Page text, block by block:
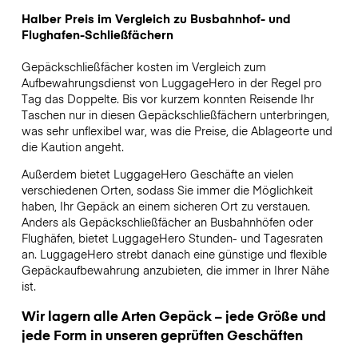
Halber Preis im Vergleich zu Busbahnhof- und
Flughafen-Schließfächern
Gepäckschließfächer kosten im Vergleich zum
Aufbewahrungsdienst von LuggageHero in der Regel pro
Tag das Doppelte. Bis vor kurzem konnten Reisende Ihr
Taschen nur in diesen Gepäckschließfächern unterbringen,
was sehr unflexibel war, was die Preise, die Ablageorte und
die Kaution angeht.
Außerdem bietet LuggageHero Geschäfte an vielen
verschiedenen Orten, sodass Sie immer die Möglichkeit
haben, Ihr Gepäck an einem sicheren Ort zu verstauen.
Anders als Gepäckschließfächer an Busbahnhöfen oder
Flughäfen, bietet LuggageHero Stunden- und Tagesraten
an. LuggageHero strebt danach eine günstige und flexible
Gepäckaufbewahrung anzubieten, die immer in Ihrer Nähe
ist.
Wir lagern alle Arten Gepäck – jede Größe und
jede Form in unseren geprüften Geschäften